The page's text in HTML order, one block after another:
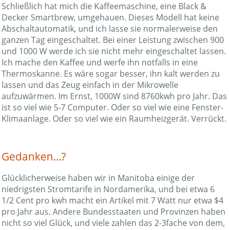
Schließlich hat mich die Kaffeemaschine, eine Black &
Decker Smartbrew, umgehauen. Dieses Modell hat keine
Abschaltautomatik, und ich lasse sie normalerweise den
ganzen Tag eingeschaltet. Bei einer Leistung zwischen 900
und 1000 W werde ich sie nicht mehr eingeschaltet lassen.
Ich mache den Kaffee und werfe ihn notfalls in eine
Thermoskanne. Es wäre sogar besser, ihn kalt werden zu
lassen und das Zeug einfach in der Mikrowelle
aufzuwärmen. Im Ernst, 1000W sind 8760kwh pro Jahr. Das
ist so viel wie 5-7 Computer. Oder so viel wie eine Fenster-
Klimaanlage. Oder so viel wie ein Raumheizgerät. Verrückt.
Gedanken…?
Glücklicherweise haben wir in Manitoba einige der
niedrigsten Stromtarife in Nordamerika, und bei etwa 6
1/2 Cent pro kwh macht ein Artikel mit 7 Watt nur etwa $4
pro Jahr aus. Andere Bundesstaaten und Provinzen haben
nicht so viel Glück, und viele zahlen das 2-3fache von dem,